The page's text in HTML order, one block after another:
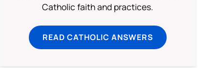
Catholic faith and practices.
READ CATHOLIC ANSWERS